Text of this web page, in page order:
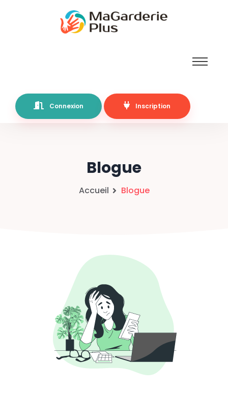
Connexion Inscription
Blogue
Accueil Blogue